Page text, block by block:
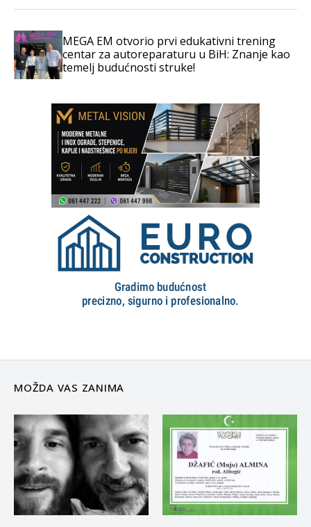
MEGA EM otvorio prvi edukativni trening
centar za autoreparaturu u BiH: Znanje kao
temelj budućnosti struke!
MOŽDA VAS ZANIMA